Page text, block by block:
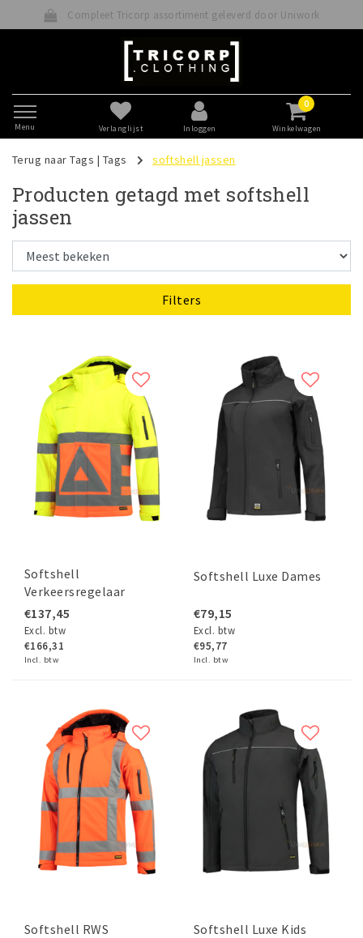
Compleet Tricorp assortiment geleverd door Uniwork
Menu Verlanglijst Inloggen
0
Winkelwagen
Terug naar Tags | Tags softshell jassen
Producten getagd met softshell
jassen
Filters
Softshell
Verkeersregelaar
€137,45
Excl. btw
€166,31
Incl. btw
Softshell Luxe Dames
€79,15
Excl. btw
€95,77
Incl. btw
Softshell RWS Softshell Luxe Kids